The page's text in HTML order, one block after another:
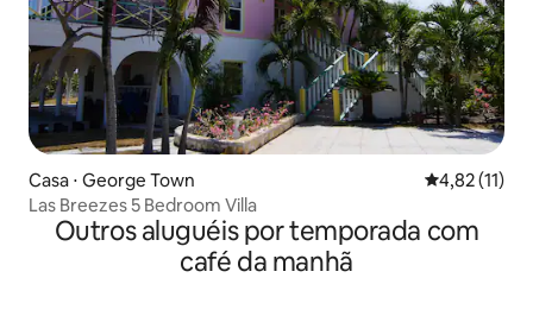
Casa ⋅ George Town 4,82 de uma
4,82 (11)
Las Breezes 5 Bedroom Villa
Outros aluguéis por temporada com
café da manhã